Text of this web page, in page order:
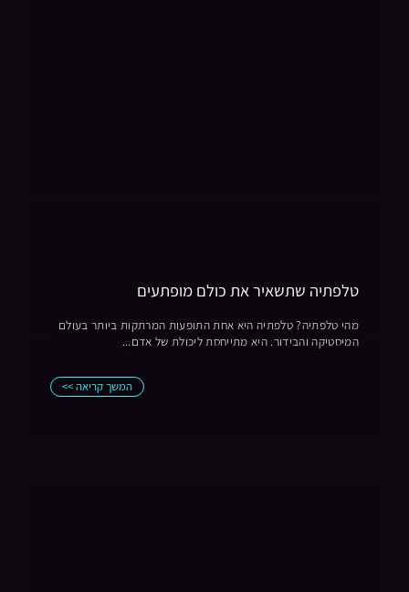
טלפתיה שתשאיר את כולם מופתעים
מהי טלפתיה? טלפתיה היא אחת התופעות המרתקות ביותר בעולם
המיסטיקה והבידור. היא מתייחסת ליכולת של אדם...
המשך קריאה >>